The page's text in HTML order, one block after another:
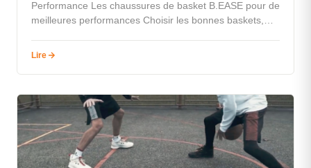
Performance Les chaussures de basket B.EASE pour de
meilleures performances Choisir les bonnes baskets,
Lire